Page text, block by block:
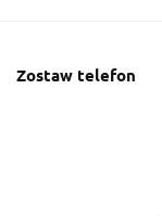
Zostaw telefon